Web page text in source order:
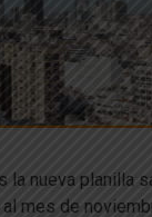
la nueva planilla
mes de